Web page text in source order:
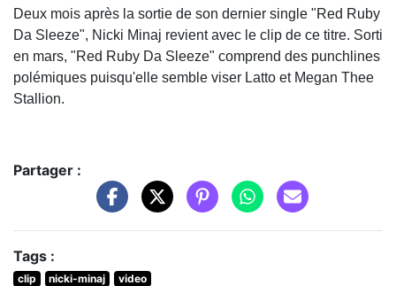
Deux mois après la sortie de son dernier single "Red Ruby
Da Sleeze", Nicki Minaj revient avec le clip de ce titre. Sorti
en mars, "Red Ruby Da Sleeze" comprend des punchlines
polémiques puisqu'elle semble viser Latto et Megan Thee
Stallion.
Partager :
Tags :
clip nicki-minaj video